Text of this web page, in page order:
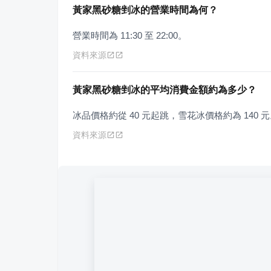
黃家黑砂糖剉冰的營業時間為何？
營業時間為 11:30 至 22:00。
資料來源
黃家黑砂糖剉冰的平均消費金額約為多少？
冰品價格約從 40 元起跳，雪花冰價格約為 140
資料來源